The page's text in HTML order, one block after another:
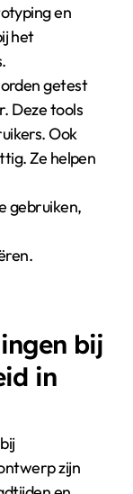
en
het
getest
Deze tools
Ook
Ze helpen
gebruiken,
bij
in
zijn